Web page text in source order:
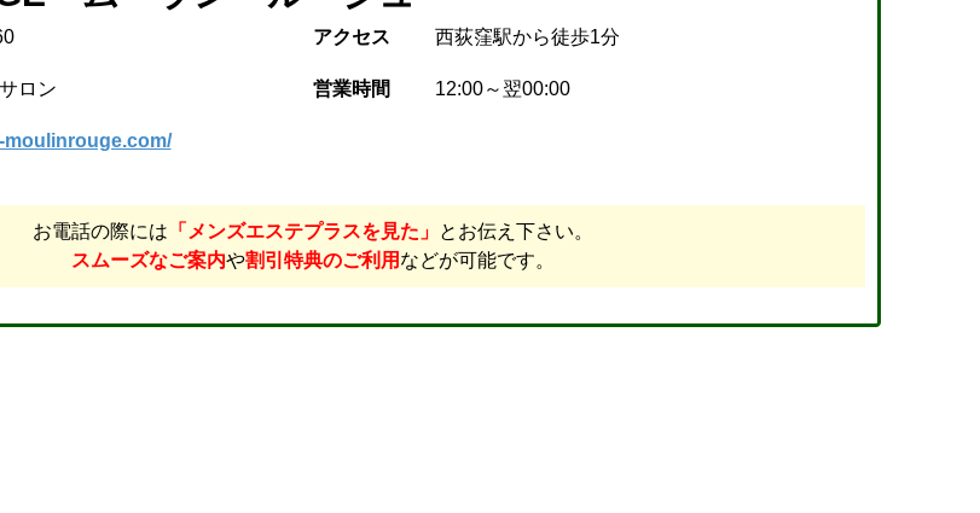
アクセス 西荻窪駅から徒歩1分
ロン 営業時間 12:00～翌00:00
moulinrouge.com/
お電話の際には 「メンズエステプラスを見た」 とお伝え下さい。
スムーズなご案内や割引特典のご利用 などが可能です。